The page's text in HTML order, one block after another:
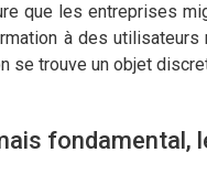
que les entreprises
à des
se trouve un objet
fondamental,